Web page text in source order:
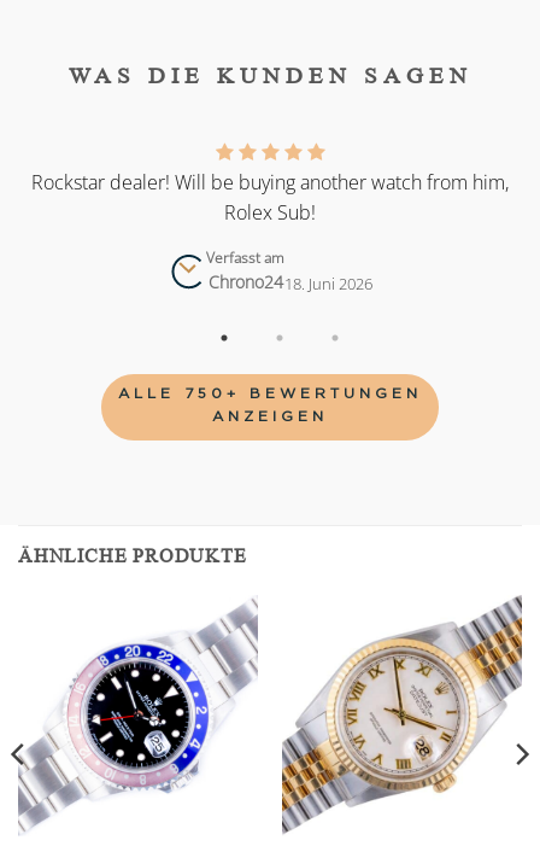
WAS DIE KUNDEN SAGEN
Rockstar dealer! Will be buying another watch from him,
Rolex Sub!
Verfasst am
Chrono2418. Juni 2026
ALLE 750+ BEWERTUNGEN
ANZEIGEN
ÄHNLICHE PRODUKTE
Add to
wishlist
Add to
wishlist